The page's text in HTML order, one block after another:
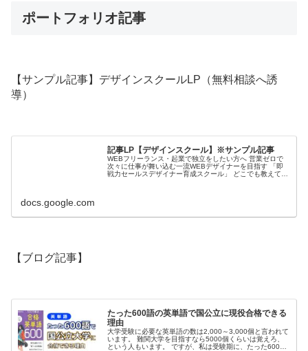
ポートフォリオ記事
【サンプル記事】デザインスクールLP（無料相談へ誘
導）
記事LP【デザインスクール】※サンプル記事
WEBフリーランス・起業で独立をしたい方へ 営業ゼロで
次々に仕事が舞い込む一流WEBデザイナーを目指す 「即
戦力セールスデザイナー育成スクール」 どこでも教えてく
docs.google.com
【ブログ記事】
たった600語の英単語で国公立に現役合格できる
理由
大学受験に必要な英単語の数は2,000～3,000個と言われて
います。 難関大学を目指すなら5000個くらいは覚えろ、
という人もいます。 ですが、私は受験期に、たった600語